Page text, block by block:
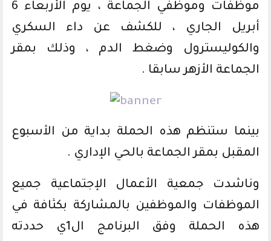
موظفات وموظفي الجماعة ، يوم الأربعاء 6
أبريل الجاري ، للكشف عن داء السكري
والكوليسترول وضغط الدم ، وذلك بمقر
الجماعة الأزهر سابقا .
بينما ستنظم هذه الحملة بداية من الأسبوع
المقبل بمقر الجماعة بالحي الإداري .
وناشدت جمعية الأعمال الإجتماعية جميع
الموظفات والموظفين بالمشاركة بكثافة في
هذه الحملة وفق البرنامج ال1ي حددته